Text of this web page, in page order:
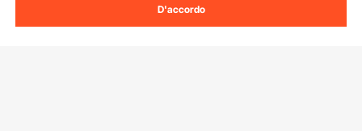
Aggiungi al carrello
D'accordo